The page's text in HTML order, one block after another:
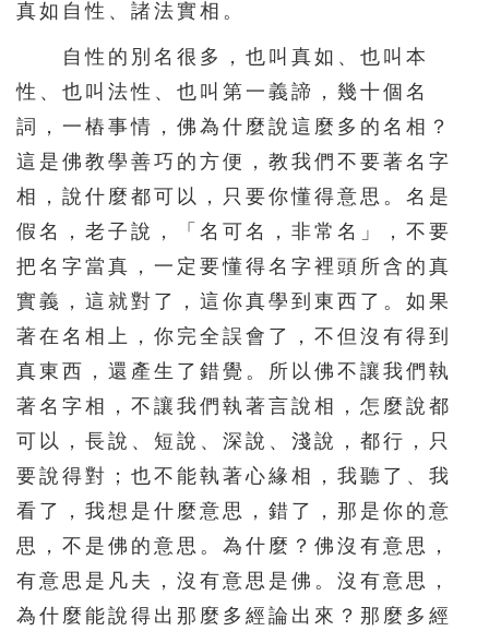
236 237
241 242 243 244 245
246 247 248 249 250
256 257 258 259 260
261 262 263 264 265
266 267 268 269 270
271 272 273 274 275
281 282 283 284 285
286 287 288 289 290
291 292 293 294 295
296 297 298 299 300
301 302 303 304 305
真如自性、諸法實相。
自性的別名很多，也叫真如、也叫本
性、也叫法性、也叫第一義諦，幾十個名
詞，一樁事情，佛為什麼說這麼多的名相？
這是佛教學善巧的方便，教我們不要著名字
相，說什麼都可以，只要你懂得意思。名是
假名，老子說，「名可名，非常名」，不要
把名字當真，一定要懂得名字裡頭所含的真
實義，這就對了，這你真學到東西了。如果
著在名相上，你完全誤會了，不但沒有得到
真東西，還產生了錯覺。所以佛不讓我們執
著名字相，不讓我們執著言說相，怎麼說都
可以，長說、短說、深說、淺說，都行，只
要說得對；也不能執著心緣相，我聽了、我
看了，我想是什麼意思，錯了，那是你的意
思，不是佛的意思。為什麼？佛沒有意思，
有意思是凡夫，沒有意思是佛。沒有意思，
為什麼能說得出那麼多經論出來？那麼多經